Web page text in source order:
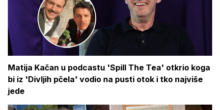
Matija Kačan u podcastu 'Spill The Tea' otkrio koga
bi iz 'Divljih pčela' vodio na pusti otok i tko najviše
jede